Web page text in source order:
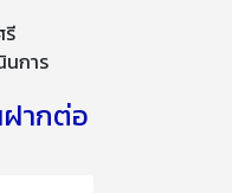
นการ
ากต่อ